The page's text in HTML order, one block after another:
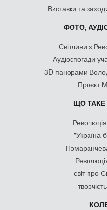
Виставки та
ФОТО,
Світлини з
Аудіоспогади
3D-панорами
Проєкт
ЩО
Революція
"Україна
- світ про
-